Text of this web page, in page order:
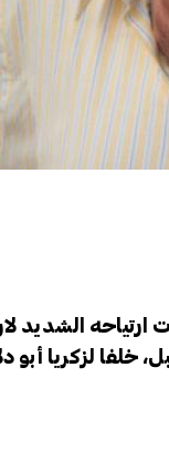
الشديد
خلفا لزكريا أبو